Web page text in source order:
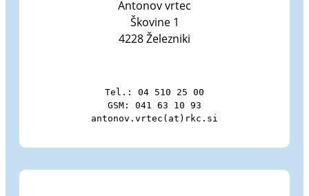
Antonov vrtec
Škovine 1
4228 Železniki
Tel.: 04 510 25 00
GSM: 041 63 10 93
antonov.vrtec(at)rkc.si